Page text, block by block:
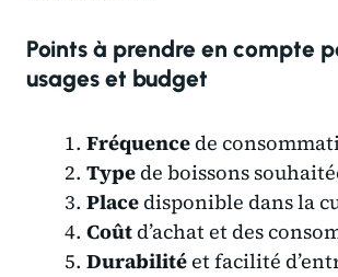
Points à prendre en compte
usages et budget
Fréquencede
Typede boissons
Placedisponible dans la
Coûtd’achat et des
Durabilitéet facilité